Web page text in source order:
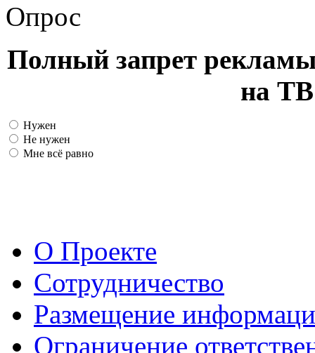
Опрос
Полный запрет
на ТВ
Нужен
Не нужен
Мне всё равно
О Проекте
Сотрудничество
Размещение
Ограничение